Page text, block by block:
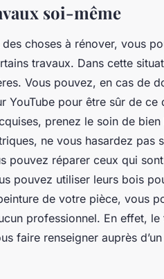
soi-même
choses à rénover, vous
travaux. Dans cette
Vous pouvez, en cas de
YouTube pour être sûr de
prenez le soin de
ne vous hasardez pas
pouvez réparer ceux qui
pouvez utiliser leurs bois
de votre pièce, vous
professionnel. En effet,
faire renseigner auprès